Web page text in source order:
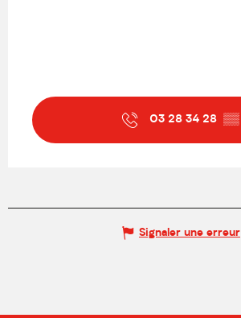
29 juillet 2026au 31 juillet
2026
Mardi 4 août 2026
03 28 34 28 ▒▒
Signaler une erreur